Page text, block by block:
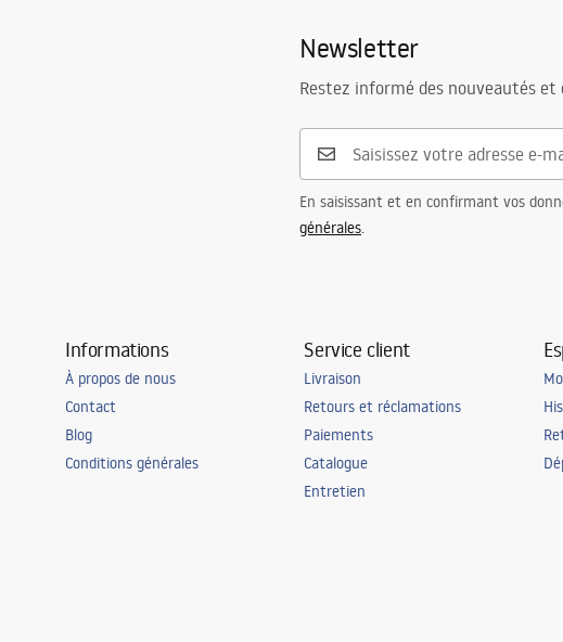
½ pouce
5 ans
Newsletter
Restez informé des nouveautés et
En saisissant et en confirmant vos
générales.
Informations
À propos de nous
Contact
Blog
Conditions générales
Service client
Livraison
Retours et réclamations
Paiements
Catalogue
Entretien